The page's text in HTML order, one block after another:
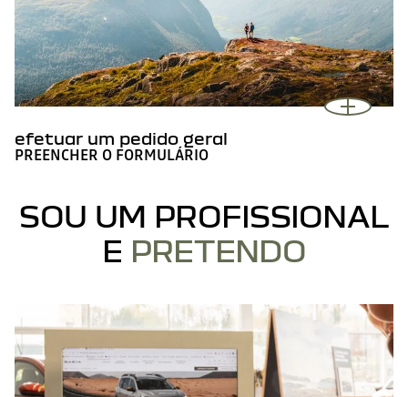
efetuar um pedido geral
PREENCHER O FORMULÁRIO
SOU UM PROFISSIONAL
E PRETENDO